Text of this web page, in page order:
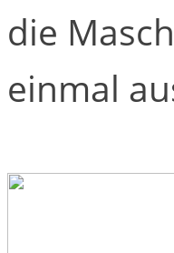
die
einmal